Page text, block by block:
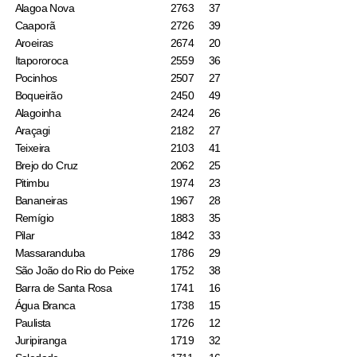
Alagoa Nova
2763
37
Caaporã
2726
39
Aroeiras
2674
20
Itapororoca
2559
36
Pocinhos
2507
27
Boqueirão
2450
49
Alagoinha
2424
26
Araçagi
2182
27
Teixeira
2103
41
Brejo do Cruz
2062
25
Pitimbu
1974
23
Bananeiras
1967
28
Remígio
1883
35
Pilar
1842
33
Massaranduba
1786
29
São João do Rio do Peixe
1752
38
Barra de Santa Rosa
1741
16
Água Branca
1738
15
Paulista
1726
12
Juripiranga
1719
32